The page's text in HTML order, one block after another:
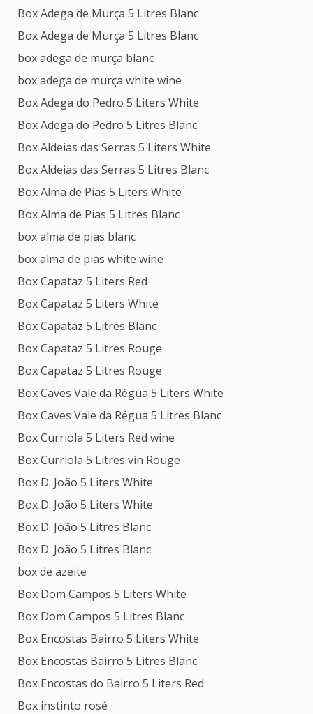
Box Adega de Murça 5 Litres Blanc
Box Adega de Murça 5 Litres Blanc
box adega de murça blanc
box adega de murça white wine
Box Adega do Pedro 5 Liters White
Box Adega do Pedro 5 Litres Blanc
Box Aldeias das Serras 5 Liters White
Box Aldeias das Serras 5 Litres Blanc
Box Alma de Pias 5 Liters White
Box Alma de Pias 5 Litres Blanc
box alma de pias blanc
box alma de pias white wine
Box Capataz 5 Liters Red
Box Capataz 5 Liters White
Box Capataz 5 Litres Blanc
Box Capataz 5 Litres Rouge
Box Capataz 5 Litres Rouge
Box Caves Vale da Régua 5 Liters White
Box Caves Vale da Régua 5 Litres Blanc
Box Curriola 5 Liters Red wine
Box Curriola 5 Litres vin Rouge
Box D. João 5 Liters White
Box D. João 5 Liters White
Box D. João 5 Litres Blanc
Box D. João 5 Litres Blanc
box de azeite
Box Dom Campos 5 Liters White
Box Dom Campos 5 Litres Blanc
Box Encostas Bairro 5 Liters White
Box Encostas Bairro 5 Litres Blanc
Box Encostas do Bairro 5 Liters Red
Box instinto rosé